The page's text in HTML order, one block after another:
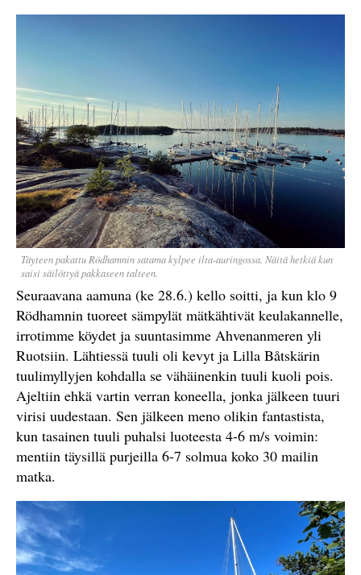
Täyteen pakattu Rödhamnin satama kylpee ilta-auringossa. Näitä hetkiä kun
saisi säilöttyä pakkaseen talteen.
Seuraavana aamuna (ke 28.6.) kello soitti, ja kun klo 9
Rödhamnin tuoreet sämpylät mätkähtivät keulakannelle,
irrotimme köydet ja suuntasimme Ahvenanmeren yli
Ruotsiin. Lähtiessä tuuli oli kevyt ja Lilla Båtskärin
tuulimyllyjen kohdalla se vähäinenkin tuuli kuoli pois.
Ajeltiin ehkä vartin verran koneella, jonka jälkeen tuuri
virisi uudestaan. Sen jälkeen meno olikin fantastista,
kun tasainen tuuli puhalsi luoteesta 4-6 m/s voimin:
mentiin täysillä purjeilla 6-7 solmua koko 30 mailin
matka.